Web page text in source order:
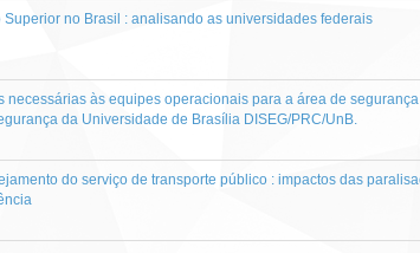
no Brasil : analisando as universidades federais
necessárias às equipes operacionais para a área de
da Universidade de Brasília DISEG/PRC/UnB.
do serviço de transporte público : impactos das